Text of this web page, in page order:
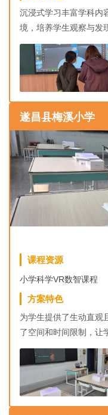
沉浸式学习丰富学科内
境，培养学生观察与发
遂昌县梅溪小学
课程资源
小学科学VR数智课程
方案特色
为学生提供了生动直观
了空间和时间限制，让